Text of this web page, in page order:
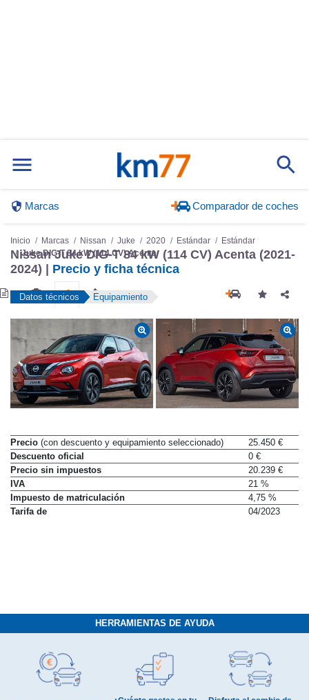
Marcas Comparador de coches
Inicio Marcas Nissan Juke 2020 Estándar
Estándar
Juke DIG-T 84 kW (114 CV) Acenta
Nissan Juke DIG-T 84 kW (114 CV) Acenta (2021-
2024) | Precio y ficha técnica
Datos técnicos Equipamiento
Precio (con descuento y equipamiento seleccionado)
25.450 €
Descuento oficial
0 €
Precio sin impuestos
20.239 €
IVA
21 %
Impuesto de matriculación
4,75 %
Tarifa de
04/2023
HERRAMIENTAS DE AYUDA